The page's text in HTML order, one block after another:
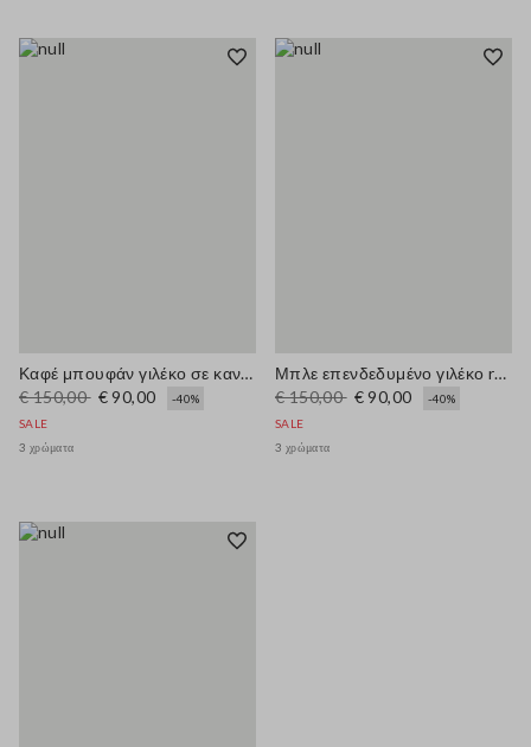
Καφέ μπουφάν γιλέκο σε κανονική γραμμή με φερμουάρ
€ 150,00 € 90,00
-40%
SALE
3 χρώματα
Μπλε επενδεδυμένο γιλέκο regular fit με φερμουάρ
€ 150,00 € 90,00
-40%
SALE
3 χρώματα